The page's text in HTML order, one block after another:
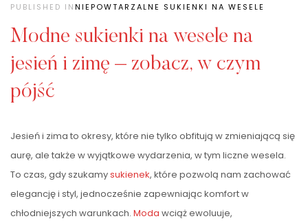
PUBLISHED INNIEPOWTARZALNE SUKIENKI NA WESELE
Modne sukienki na wesele na
jesień i zimę – zobacz, w czym
pójść
Jesień i zima to okresy, które nie tylko obfitują w zmieniającą się
aurę, ale także w wyjątkowe wydarzenia, w tym liczne wesela.
To czas, gdy szukamysukienek, które pozwolą nam zachować
elegancję i styl, jednocześnie zapewniając komfort w
chłodniejszych warunkach. Moda wciąż ewoluuje,